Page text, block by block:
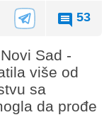
53
Sad -
više od
sa
da prođe